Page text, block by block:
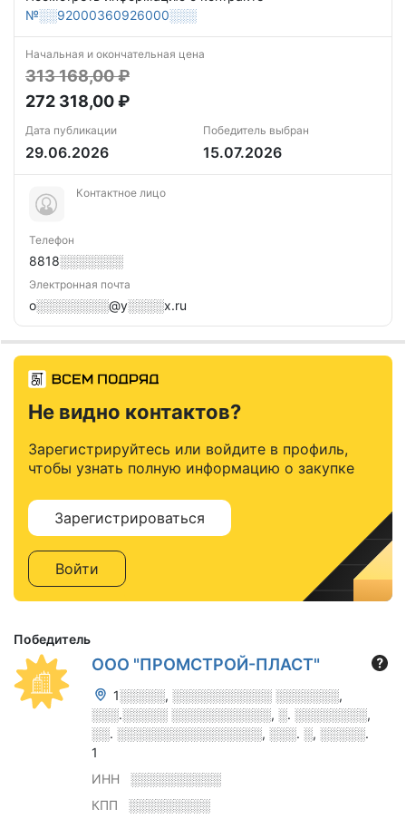
№░░92000360926000░░░
Начальная и окончательная цена
313 168,00 ₽
272 318,00 ₽
Дата публикации
29.06.2026
Победитель выбран
15.07.2026
Контактное лицо
Телефон
8818░░░░░░░
Электронная почта
o░░░░░░░░@y░░░░x.ru
Не видно контактов?
Зарегистрируйтесь или войдите в профиль,
чтобы узнать полную информацию о закупке
Зарегистрироваться
Войти
Победитель
ООО "ПРОМСТРОЙ-ПЛАСТ"
1░░░░░, ░░░░░░░░░░░ ░░░░░░░,
░░░.░░░░░ ░░░░░░░░░░░, ░. ░░░░░░░░,
░░. ░░░░░░░░░░░░░░░░, ░░░. ░, ░░░░░.
1
ИНН
░░░░░░░░░░
КПП
░░░░░░░░░